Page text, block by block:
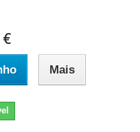
Mais